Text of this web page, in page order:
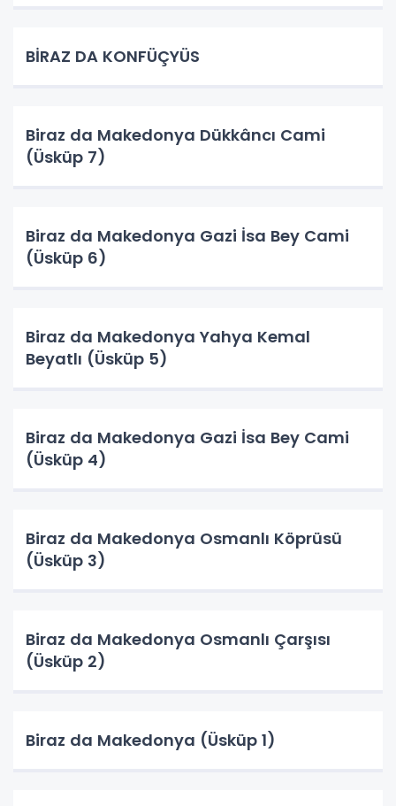
BİRAZ DA KONFÜÇYÜS
Biraz da Makedonya Dükkâncı Cami
(Üsküp 7)
Biraz da Makedonya Gazi İsa Bey Cami
(Üsküp 6)
Biraz da Makedonya Yahya Kemal
Beyatlı (Üsküp 5)
Biraz da Makedonya Gazi İsa Bey Cami
(Üsküp 4)
Biraz da Makedonya Osmanlı Köprüsü
(Üsküp 3)
Biraz da Makedonya Osmanlı Çarşısı
(Üsküp 2)
Biraz da Makedonya (Üsküp 1)